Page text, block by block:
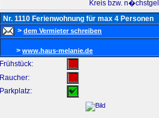
Kreis bzw.
Nr. 1110 Ferienwohnung für max 4 Personen
> dem Vermieter schreiben
> www.haus-melanie.de
Frühstück:
Raucher:
Parkplatz: